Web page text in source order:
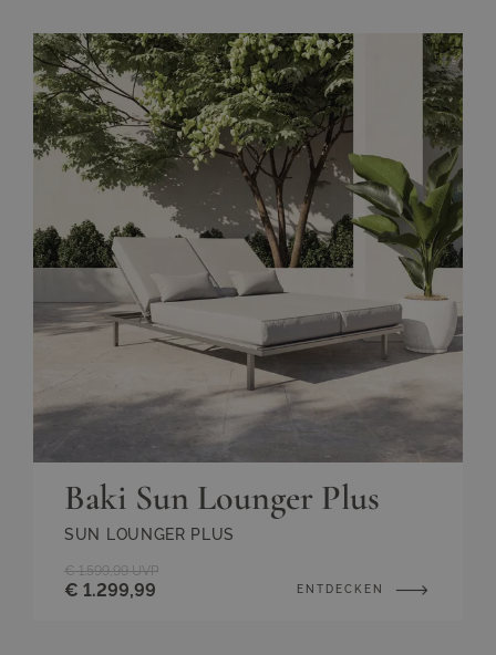
Baki Sun Lounger Plus
SUN LOUNGER PLUS
€ 1.299,99
€ 1.599,99 UVP
ENTDECKEN